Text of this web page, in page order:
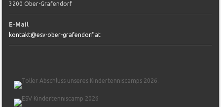
3200 Ober-Grafendorf
E-Mail
kontakt@esv-ober-grafendorf.at